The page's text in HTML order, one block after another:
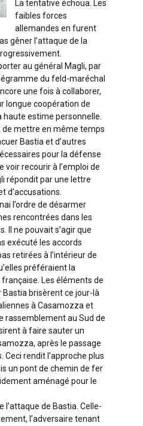
La tentative échoua. Les
faibles forces
allemandes en furent
gêner l’attaque de la
au général Magli, par
du feld-maréchal
une fois à collaborer,
longue coopération de
haute estime personnelle.
de mettre en même temps
Bastia et d’autres
pour la défense
voir recourir à l’emploi de
répondit par une lettre
d’accusations.
l’ordre de désarmer
rencontrées dans les
Il ne pouvait s’agir que
exécuté les accords
retirées à l’intérieur de
préféraient la
Les éléments de
Bastia brisèrent ce jour-là
à Casamozza et
rassemblement au Sud de
à faire sauter un
après le passage
rendit l’approche plus
un pont de chemin de fer
aménagé pour le
l’attaque de Bastia. Celle-
l’adversaire tenant